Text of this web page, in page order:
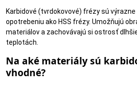
Stopka 6 mm je štandardom pre priame
nemusíte riešiť redukcie ani špeciálne
Od odhrotovania a brúsenia kovov až po
dreva – jedna kategória nástrojov pokryje
Karbidové (tvrdokovové) frézy sú
opotrebeniu ako HSS frézy. Umožňujú
materiálov a zachovávajú si ostrosť
teplotách.
Na aké materiály sú
vhodné?